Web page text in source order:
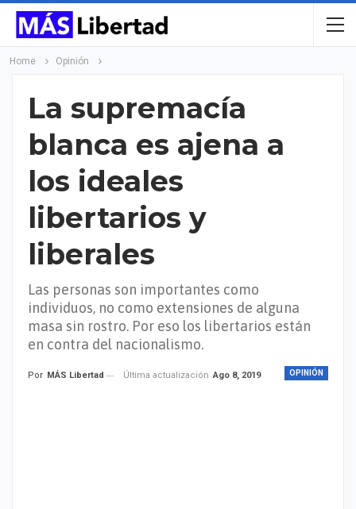
Home Opinión
La supremacía
blanca es ajena a
los ideales
libertarios y
liberales
Las personas son importantes como
individuos, no como extensiones de alguna
masa sin rostro. Por eso los libertarios están
en contra del nacionalismo.
OPINIÓN
Por MÁS Libertad Última actualización Ago 8, 2019